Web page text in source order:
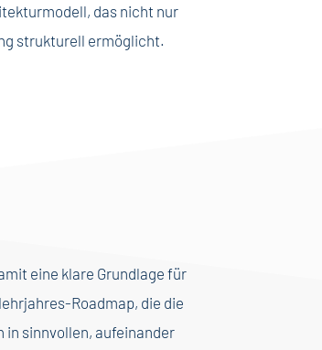
das nicht nur
strukturell ermöglicht.
eine klare Grundlage für
Roadmap, die die
in sinnvollen, aufeinander